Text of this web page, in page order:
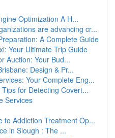
Optimization A H...
are advancing cr...
A Complete Guide
Your Ultimate Trip Guide
Auction: Your Bud...
Design & Pr...
Your Complete Eng...
for Detecting Covert...
Services
to Addiction Treatment Op...
in Slough : The ...